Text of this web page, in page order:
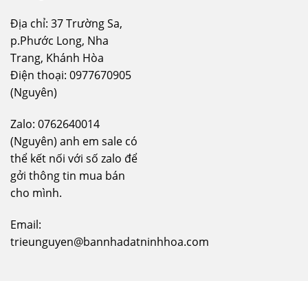
Địa chỉ: 37 Trường Sa,
p.Phước Long, Nha
Trang, Khánh Hòa
Điện thoại: 0977670905
(Nguyên)
Zalo: 0762640014
(Nguyên) anh em sale có
thể kết nối với số zalo để
gởi thông tin mua bán
cho mình.
Email:
trieunguyen@bannhadatninhhoa.com